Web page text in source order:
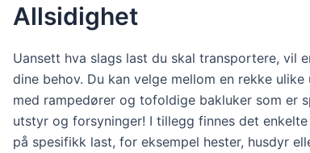
Allsidighet
Uansett hva slags last du skal transportere, vil
dine behov. Du kan velge mellom en rekke
med rampedører og tofoldige bakluker som er
utstyr og forsyninger! I tillegg finnes det
på spesifikk last, for eksempel hester, husdyr